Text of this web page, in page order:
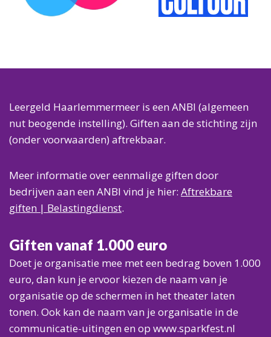
Info voor hulpverleners
ANBI
Over ons
Leergeld Haarlemmermeer is een ANBI (algemeen
nut beogende instelling). Giften aan de stichting zijn
(onder voorwaarden) aftrekbaar.
Meer informatie over eenmalige giften door
bedrijven aan een ANBI vind je hier: Aftrekbare
giften | Belastingdienst.
Giften vanaf 1.000 euro
Doet je organisatie mee met een bedrag boven 1.000
euro, dan kun je ervoor kiezen de naam van je
organisatie op de schermen in het theater laten
tonen. Ook kan de naam van je organisatie in de
communicatie-uitingen en op www.sparkfest.nl